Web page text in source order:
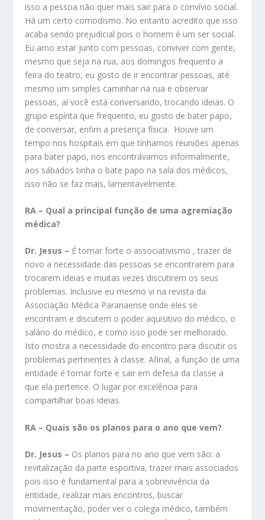
isso a pessoa não quer mais sair para o convívio social.
Há um certo comodismo. No entanto acredito que isso
acaba sendo prejudicial pois o homem é um ser social.
Eu amo estar junto com pessoas, conviver com gente,
mesmo que seja na rua, aos domingos frequento a
feira do teatro, eu gosto de ir encontrar pessoas, até
mesmo um simples caminhar na rua e observar
pessoas, aí você está conversando, trocando ideias. O
grupo espírita que frequento, eu gosto de bater papo,
de conversar, enfim a presença física. Houve um
tempo nos hospitais em que tínhamos reuniões apenas
para bater papo, nos encontrávamos informalmente,
aos sábados tinha o bate papo na sala dos médicos,
isso não se faz mais, lamentavelmente.
RA – Qual a principal função de uma agremiação
médica?
Dr. Jesus – É tornar forte o associativismo , trazer de
novo a necessidade das pessoas se encontrarem para
trocarem ideias e muitas vezes discutirem os seus
problemas. Inclusive eu mesmo vi na revista da
Associação Médica Paranaense onde eles se
encontram e discutem o poder aquisitivo do médico, o
salário do médico, e como isso pode ser melhorado.
Isto mostra a necessidade do encontro para discutir os
problemas pertinentes à classe. Afinal, a função de uma
entidade é tornar forte e sair em defesa da classe a
que ela pertence. O lugar por excelência para
compartilhar boas ideias.
RA – Quais são os planos para o ano que vem?
Dr. Jesus – Os planos para no ano que vem são: a
revitalização da parte esportiva, trazer mais associados
pois isso é fundamental para a sobrevivência da
entidade, realizar mais encontros, buscar
movimentação, poder ver o colega médico, também